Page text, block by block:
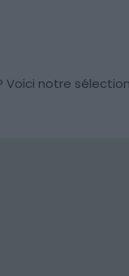
Voici notre